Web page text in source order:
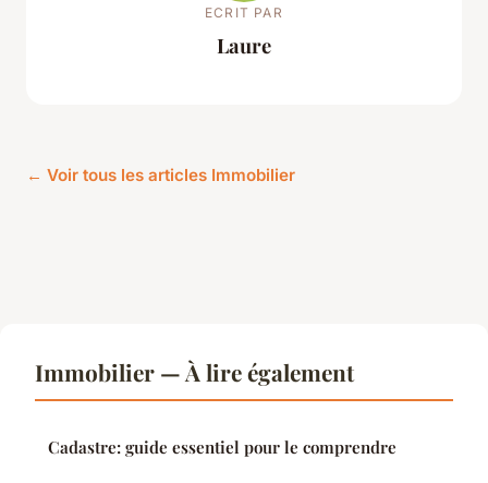
ECRIT PAR
Laure
← Voir tous les articles Immobilier
Immobilier — À lire également
Cadastre: guide essentiel pour le comprendre